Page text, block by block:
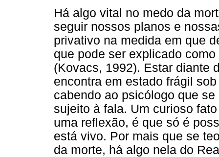
Há algo vital no medo da
seguir nossos planos e
privativo na medida em que
que pode ser explicado
(Kovacs, 1992). Estar diante
encontra em estado frágil
cabendo ao psicólogo que
sujeito à fala. Um curioso
uma reflexão, é que só é
está vivo. Por mais que se
da morte, há algo nela do